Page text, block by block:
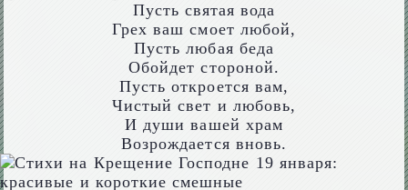
Пусть святая вода
Грех ваш смоет любой,
Пусть любая беда
Обойдет стороной.
Пусть откроется вам,
Чистый свет и любовь,
И души вашей храм
Возрождается вновь.